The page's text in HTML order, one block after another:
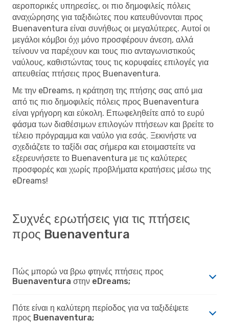
αεροπορικές υπηρεσίες, οι πιο δημοφιλείς πόλεις
αναχώρησης για ταξιδιώτες που κατευθύνονται προς
Buenaventura είναι συνήθως οι μεγαλύτερες. Αυτοί οι
μεγάλοι κόμβοι όχι μόνο προσφέρουν άνεση, αλλά
τείνουν να παρέχουν και τους πιο ανταγωνιστικούς
ναύλους, καθιστώντας τους τις κορυφαίες επιλογές για
απευθείας πτήσεις προς Buenaventura.
Με την eDreams, η κράτηση της πτήσης σας από μια
από τις πιο δημοφιλείς πόλεις προς Buenaventura
είναι γρήγορη και εύκολη. Επωφεληθείτε από το ευρύ
φάσμα των διαθέσιμων επιλογών πτήσεων και βρείτε το
τέλειο πρόγραμμα και ναύλο για εσάς. Ξεκινήστε να
σχεδιάζετε το ταξίδι σας σήμερα και ετοιμαστείτε να
εξερευνήσετε το Buenaventura με τις καλύτερες
προσφορές και χωρίς προβλήματα κρατήσεις μέσω της
eDreams!
Συχνές ερωτήσεις για τις πτήσεις
προς Buenaventura
Πώς μπορώ να βρω φτηνές πτήσεις προς
Buenaventura στην eDreams;
Πότε είναι η καλύτερη περίοδος για να ταξιδέψετε
προς Buenaventura;